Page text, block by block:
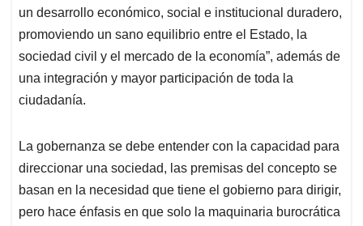
un desarrollo económico, social e institucional duradero,
promoviendo un sano equilibrio entre el Estado, la
sociedad civil y el mercado de la economía”, además de
una integración y mayor participación de toda la
ciudadanía.
La gobernanza se debe entender con la capacidad para
direccionar una sociedad, las premisas del concepto se
basan en la necesidad que tiene el gobierno para dirigir,
pero hace énfasis en que solo la maquinaria burocrática